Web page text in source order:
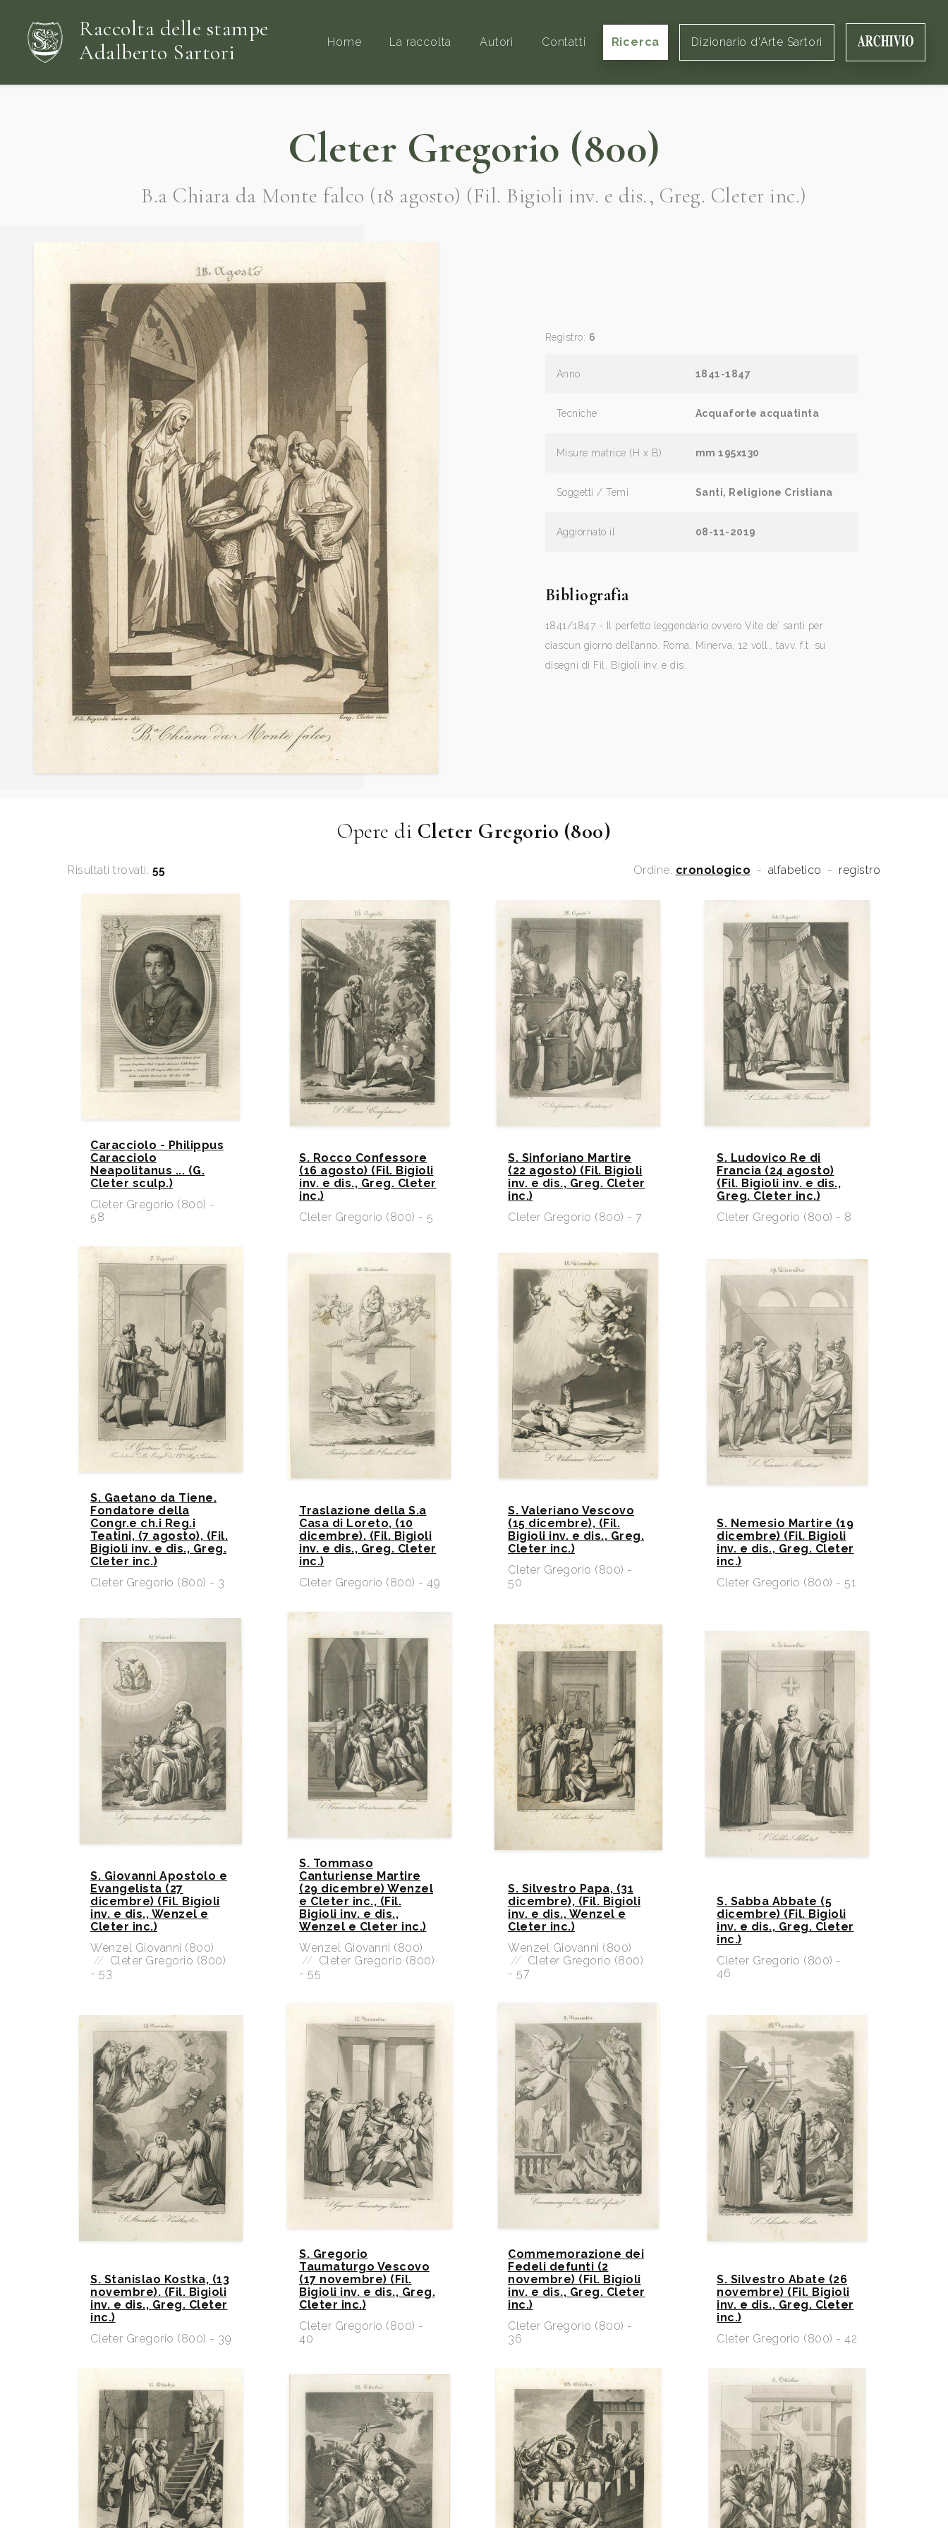
Raccolta delle stampe
Adalberto Sartori
Home La raccolta Autori Contatti Ricerca Dizionario d'Arte Sartori
Cleter Gregorio (800)
B.a Chiara da Monte falco (18 agosto) (Fil. Bigioli inv. e dis., Greg. Cleter inc.)
Registro: 6
Anno 1841-1847
Tecniche Acquaforte acquatinta
Misure matrice (H x B) mm 195x130
Soggetti / Temi Santi, Religione Cristiana
Aggiornato il 08-11-2019
Bibliografia
1841/1847 - Il perfetto leggendario ovvero Vite de’ santi per
ciascun giorno dell’anno. Roma, Minerva, 12 voll., tavv. f.t. su
disegni di Fil. Bigioli inv. e dis.
Opere di Cleter Gregorio (800)
Risultati trovati: 55 Ordine: cronologico - alfabetico - registro
Caracciolo - Philippus
Caracciolo
Neapolitanus ... (G.
Cleter sculp.)
Cleter Gregorio (800) -
58
S. Rocco Confessore
(16 agosto) (Fil. Bigioli
inv. e dis., Greg. Cleter
inc.)
Cleter Gregorio (800) - 5
S. Sinforiano Martire
(22 agosto) (Fil. Bigioli
inv. e dis., Greg. Cleter
inc.)
Cleter Gregorio (800) - 7
S. Ludovico Re di
Francia (24 agosto)
(Fil. Bigioli inv. e dis.,
Greg. Cleter inc.)
Cleter Gregorio (800) - 8
S. Gaetano da Tiene.
Fondatore della
Congr.e ch.i Reg.i
Teatini, (7 agosto), (Fil.
Bigioli inv. e dis., Greg.
Cleter inc.)
Cleter Gregorio (800) - 3
Traslazione della S.a
Casa di Loreto, (10
dicembre). (Fil. Bigioli
inv. e dis., Greg. Cleter
inc.)
Cleter Gregorio (800) - 49
S. Valeriano Vescovo
(15 dicembre), (Fil.
Bigioli inv. e dis., Greg.
Cleter inc.)
Cleter Gregorio (800) -
50
S. Nemesio Martire (19
dicembre) (Fil. Bigioli
inv. e dis., Greg. Cleter
inc.)
Cleter Gregorio (800) - 51
S. Giovanni Apostolo e
Evangelista (27
dicembre) (Fil. Bigioli
inv. e dis., Wenzel e
Cleter inc.)
Wenzel Giovanni (800)
// Cleter Gregorio (800)
- 53
S. Tommaso
Canturiense Martire
(29 dicembre) Wenzel
e Cleter inc., (Fil.
Bigioli inv. e dis.,
Wenzel e Cleter inc.)
Wenzel Giovanni (800)
// Cleter Gregorio (800)
- 55
S. Silvestro Papa, (31
dicembre), (Fil. Bigioli
inv. e dis., Wenzel e
Cleter inc.)
Wenzel Giovanni (800)
// Cleter Gregorio (800)
- 57
S. Sabba Abbate (5
dicembre) (Fil. Bigioli
inv. e dis., Greg. Cleter
inc.)
Cleter Gregorio (800) -
46
S. Stanislao Kostka, (13
novembre). (Fil. Bigioli
inv. e dis., Greg. Cleter
inc.)
Cleter Gregorio (800) - 39
S. Gregorio
Taumaturgo Vescovo
(17 novembre) (Fil.
Bigioli inv. e dis., Greg.
Cleter inc.)
Cleter Gregorio (800) -
40
Commemorazione dei
Fedeli defunti (2
novembre) (Fil. Bigioli
inv. e dis., Greg. Cleter
inc.)
Cleter Gregorio (800) -
36
S. Silvestro Abate (26
novembre) (Fil. Bigioli
inv. e dis., Greg. Cleter
inc.)
Cleter Gregorio (800) - 42